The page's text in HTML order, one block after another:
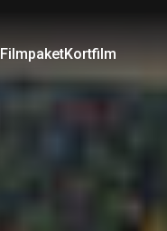
FilmpaketKortfilm